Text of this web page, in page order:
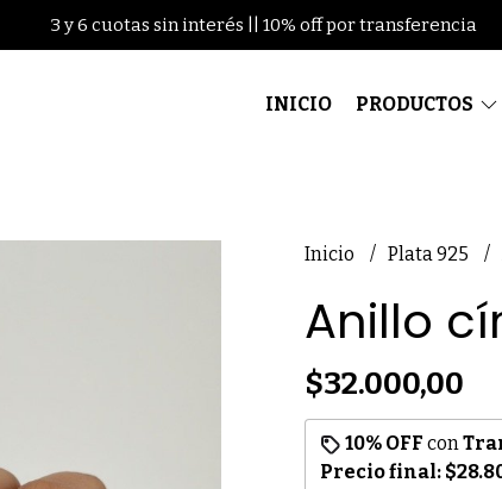
3 y 6 cuotas sin interés || 10% off por transferencia
INICIO PRODUCTOS
Inicio Plata 925
Anillo
$32.000,00
10% OFF con
Precio final: